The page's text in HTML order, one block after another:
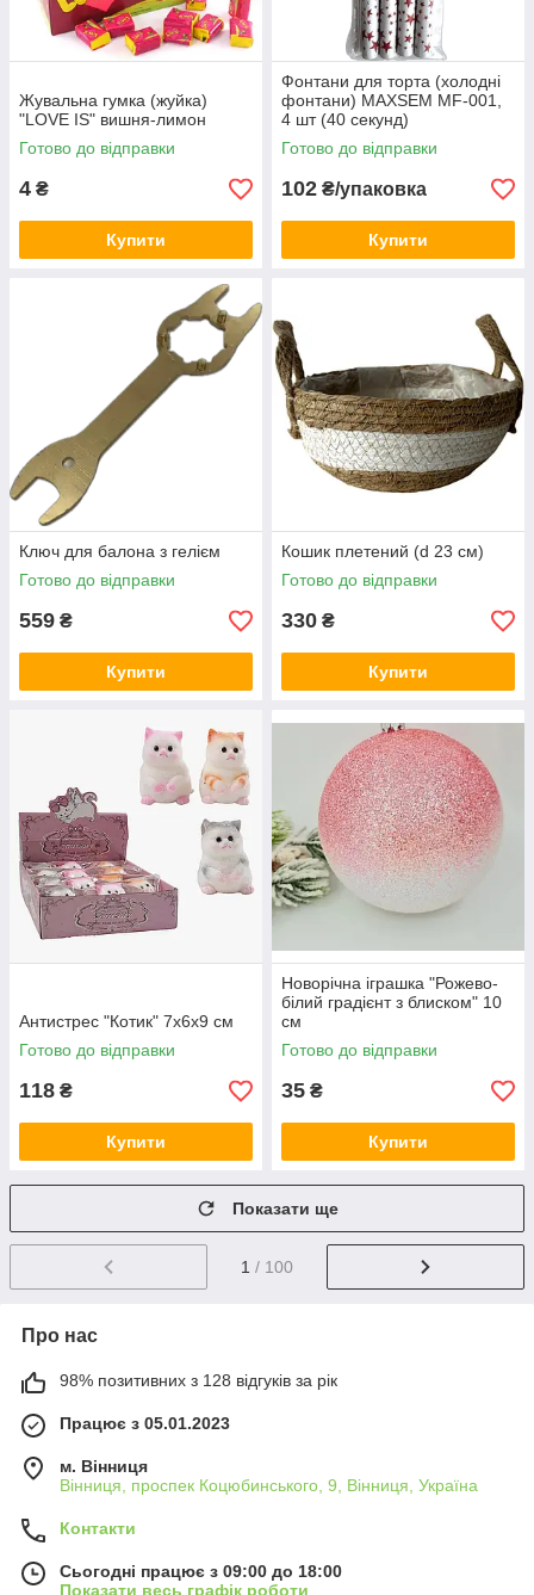
Жувальна гумка (жуйка)
"LOVE IS" вишня-лимон
Готово до відправки
4 ₴
Купити
Фонтани для торта (холодні
фонтани) MAXSEM MF-001,
4 шт (40 секунд)
Готово до відправки
102 ₴/упаковка
Купити
Ключ для балона з гелієм
Готово до відправки
559 ₴
Купити
Кошик плетений (d 23 см)
Готово до відправки
330 ₴
Купити
Антистрес "Котик" 7х6х9 см
Готово до відправки
118 ₴
Купити
Новорічна іграшка "Рожево-
білий градієнт з блиском" 10
см
Готово до відправки
35 ₴
Купити
Показати ще
1 / 100
Про нас
98% позитивних з 128 відгуків за рік
Працює з 05.01.2023
м. Вінниця
Вінниця, проспек Коцюбинського, 9, Вінниця, Україна
Контакти
Сьогодні працює з 09:00 до 18:00
Показати весь графік роботи